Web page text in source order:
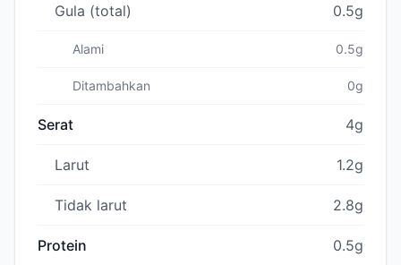
Gula (total) 0.5g
Alami 0.5g
Ditambahkan 0g
Serat 4g
Larut 1.2g
Tidak larut 2.8g
Protein 0.5g